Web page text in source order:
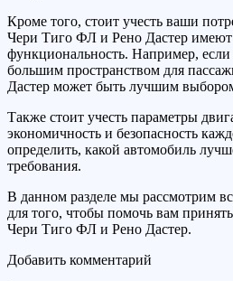
Кроме того, стоит учесть ваши
Чери Тиго ФЛ и Рено Дастер имеют
функциональность. Например,
большим пространством для
Дастер может быть лучшим
Также стоит учесть параметры
экономичность и безопасность
определить, какой автомобиль
требования.
В данном разделе мы рассмотрим
для того, чтобы помочь вам
Чери Тиго ФЛ и Рено Дастер.
Добавить комментарий